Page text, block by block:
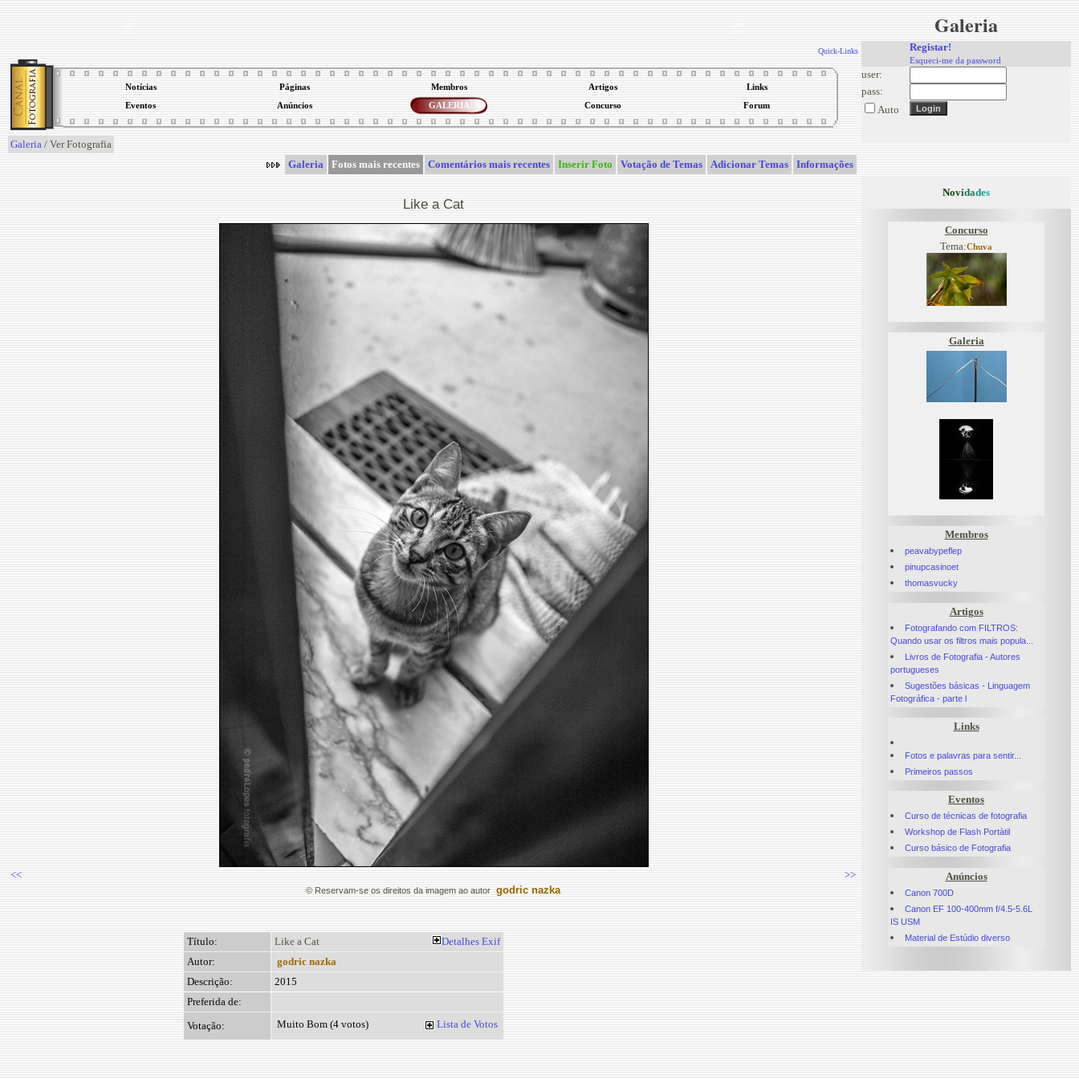
Quick-Links
Notícias Páginas Membros Artigos Links
Eventos Anúncios GALERIA Concurso Forum
Galeria / Ver Fotografia
Galeria
Fotos mais recentes Comentários mais recentes Inserir Foto Votação de Temas Adicionar Temas Informações
<<
Like a Cat
>>
© Reservam-se os direitos da imagem ao autor godric nazka
Título: Like a Cat Detalhes Exif
Autor:
godric nazka
Descrição:
2015
Preferida de:
Votação:
Muito Bom (4 votos) Lista de Votos
Galeria
Registar!
Esqueci-me da password
user:
pass:
Auto
Novidades
Concurso
Tema:Chuva
Galeria
Membros
peavabypeflep
pinupcasinoet
thomasvucky
Artigos
Fotografando com FILTROS:
Quando usar os filtros mais popula...
Livros de Fotografia - Autores
portugueses
Sugestões básicas - Linguagem
Fotográfica - parte l
Links
Fotos e palavras para sentir...
Primeiros passos
Eventos
Curso de técnicas de fotografia
Workshop de Flash Portàtil
Curso básico de Fotografia
Anúncios
Canon 700D
Canon EF 100-400mm f/4.5-5.6L
IS USM
Material de Estúdio diverso